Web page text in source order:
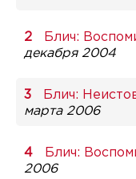
Блич:
декабря 2004
Блич:
марта 2006
Блич:
2006